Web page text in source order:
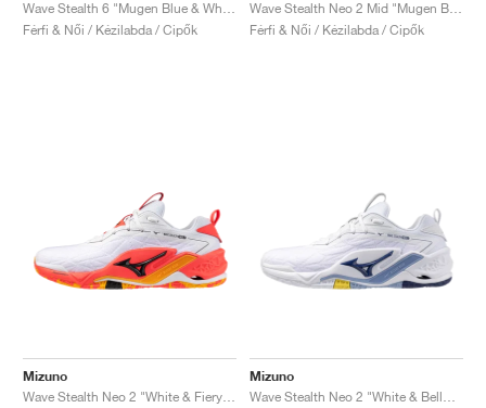
Férfi & Női / Kézilabda / Cipők
Férfi & Női / Kézilabda / Cipők
Mizuno
Mizuno